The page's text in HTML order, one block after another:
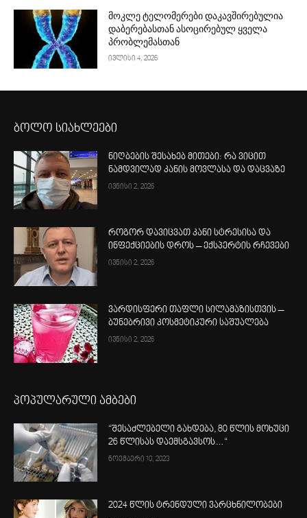
მოკლე ტელომერები დაკავშირებულია
დაბერებასთან ასოცირებულ ყველა
პრობლემასთან
ივლისი 4, 2026
ბოლო სიახლეები
ნიღბების შესახებ მითები: რა ვიცით
ნამდვილად კანის მოვლასა და დაცვაზე
ივნისი 2, 2026
როგორ დავიცვათ კანი სტრესისა და
ინფექციების დროს – ექსპერტის რჩევები
ივნისი 2, 2026
ვარდისფერი თაფლი სილამაზისთვის –
ბუნებრივი კოსმეტიკური საშუალება
ივნისი 2, 2026
პოპულარული ამბები
“შესაძლებელი გახდება, 80 წლის მოხუცი
26 წლისას დაემსგავსოს…“
ნოემბერი 10, 2023
2024 წლის ტრენდული ვარცხნილობები